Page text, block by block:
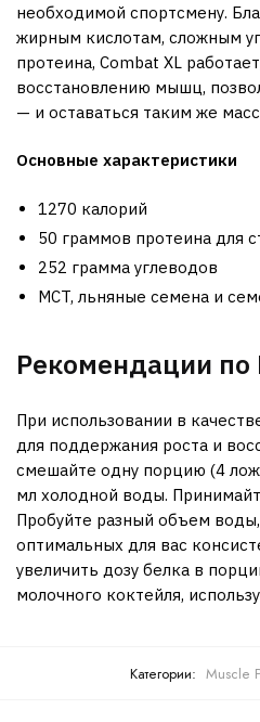
необходимой спортсмену.
жирным кислотам, сложным
протеина, Combat XL
восстановлению мышц,
— и оставаться таким же
Основные характеристики
1270 калорий
50 граммов протеина для
252 грамма углеводов
MCT, льняные семена и
Рекомендации
При использовании в
для поддержания роста и
смешайте одну порцию (4
мл холодной воды.
Пробуйте разный объем
оптимальных для вас
увеличить дозу белка в
молочного коктейля,
Категории: Muscle